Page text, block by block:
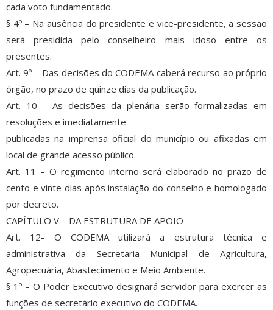
cada voto fundamentado.
§ 4º – Na ausência do presidente e vice-presidente, a sessão
será presidida pelo conselheiro mais idoso entre os
presentes.
Art. 9º – Das decisões do CODEMA caberá recurso ao próprio
órgão, no prazo de quinze dias da publicação.
Art. 10 – As decisões da plenária serão formalizadas em
resoluções e imediatamente
publicadas na imprensa oficial do município ou afixadas em
local de grande acesso público.
Art. 11 – O regimento interno será elaborado no prazo de
cento e vinte dias após instalação do conselho e homologado
por decreto.
CAPÍTULO V – DA ESTRUTURA DE APOIO
Art. 12- O CODEMA utilizará a estrutura técnica e
administrativa da Secretaria Municipal de Agricultura,
Agropecuária, Abastecimento e Meio Ambiente.
§ 1º – O Poder Executivo designará servidor para exercer as
funções de secretário executivo do CODEMA.